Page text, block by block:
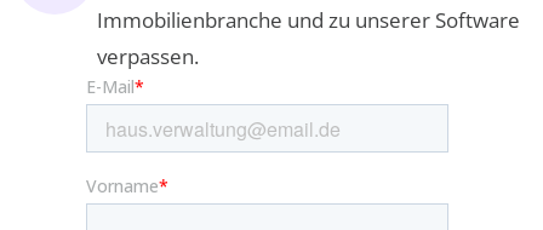
Immobilienbranche und zu unserer Software
verpassen.